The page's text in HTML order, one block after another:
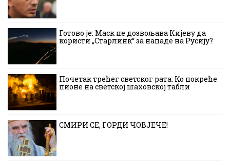
Готово је: Маск не дозвољава Кијеву да
користи „Старлинк“ за нападе на Русију?
Почетак трећег светског рата: Ко покреће
пионе на светској шаховској табли
СМИРИ СЕ, ГОРДИ ЧОВЈЕЧЕ!